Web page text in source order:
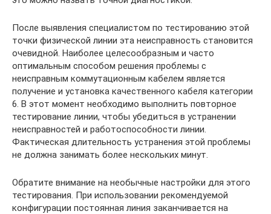
После выявления специалистом по тестированию этой
точки физической линии эта неисправность становится
очевидной. Наиболее целесообразным и часто
оптимальным способом решения проблемы с
неисправным коммутационным кабелем является
получение и установка качественного кабеля категории
6. В этот момент необходимо выполнить повторное
тестирование линии, чтобы убедиться в устранении
неисправностей и работоспособности линии.
Фактическая длительность устранения этой проблемы
не должна занимать более нескольких минут.
Обратите внимание на необычные настройки для этого
тестирования. При использовании рекомендуемой
конфигурации постоянная линия заканчивается на